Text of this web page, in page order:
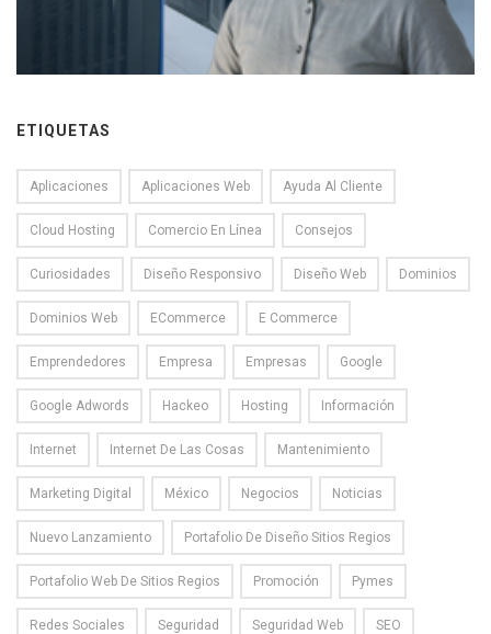
ETIQUETAS
Aplicaciones Aplicaciones Web Ayuda Al Cliente
Cloud Hosting Comercio En Línea Consejos
Curiosidades Diseño Responsivo Diseño Web Dominios
Dominios Web ECommerce E Commerce
Emprendedores Empresa Empresas Google
Google Adwords Hackeo Hosting Información
Internet Internet De Las Cosas Mantenimiento
Marketing Digital México Negocios Noticias
Nuevo Lanzamiento Portafolio De Diseño Sitios Regios
Portafolio Web De Sitios Regios Promoción Pymes
Redes Sociales Seguridad Seguridad Web SEO